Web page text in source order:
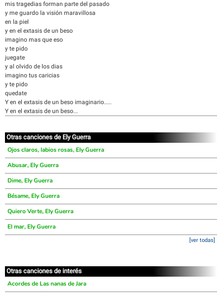
mis tragedias forman parte del pasado
y me guardo la visión maravillosa
en la piel
y en el extasis de un beso
imagino mas que eso
y te pido
juegate
y al olvido de los dias
imagino tus caricias
y te pido
quedate
Y en el extasis de un beso imaginario.....
Y en el extasis de un beso...
Otras canciones de Ely Guerra
Ojos claros, labios rosas, Ely Guerra
Abusar, Ely Guerra
Dime, Ely Guerra
Bésame, Ely Guerra
Quiero Verte, Ely Guerra
El mar, Ely Guerra
[ver todas]
Otras canciones de interés
Acordes de Las nanas de Jara